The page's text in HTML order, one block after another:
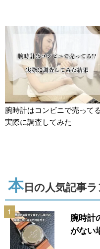
腕時計はコンビニで売って
実際に調査してみた
本日の人気記事
1
腕時計
がない